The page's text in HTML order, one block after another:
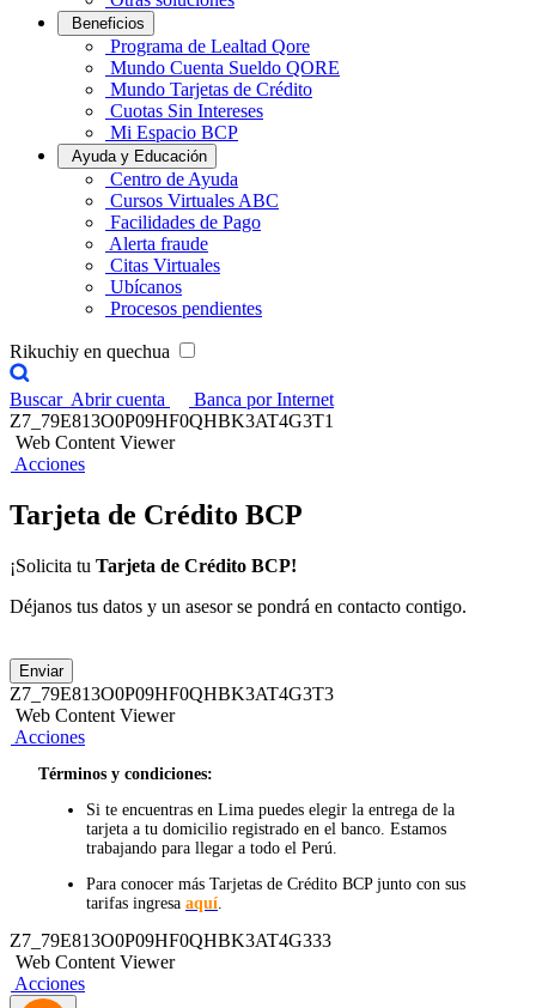
Beneficios
Programa de Lealtad Qore
Mundo Cuenta Sueldo QORE
Mundo Tarjetas de Crédito
Cuotas Sin Intereses
Mi Espacio BCP
Ayuda y Educación
Centro de Ayuda
Cursos Virtuales ABC
Facilidades de Pago
Alerta fraude
Citas Virtuales
Ubícanos
Procesos pendientes
Rikuchiy en quechua
Buscar Abrir cuenta
Banca por Internet
Z7_79E813O0P09HF0QHBK3AT4G3T1
Web Content Viewer
Acciones
Tarjeta de Crédito BCP
¡Solicita tu Tarjeta de Crédito BCP!
Déjanos tus datos y un asesor se pondrá en contacto contigo.
Enviar
Z7_79E813O0P09HF0QHBK3AT4G3T3
Web Content Viewer
Acciones
Términos y condiciones:
Si te encuentras en Lima puedes elegir la entrega de la
tarjeta a tu domicilio registrado en el banco. Estamos
trabajando para llegar a todo el Perú.
Para conocer más Tarjetas de Crédito BCP junto con sus
tarifas ingresa aquí
Z7_79E813O0P09HF0QHBK3AT4G333
Web Content Viewer
Acciones